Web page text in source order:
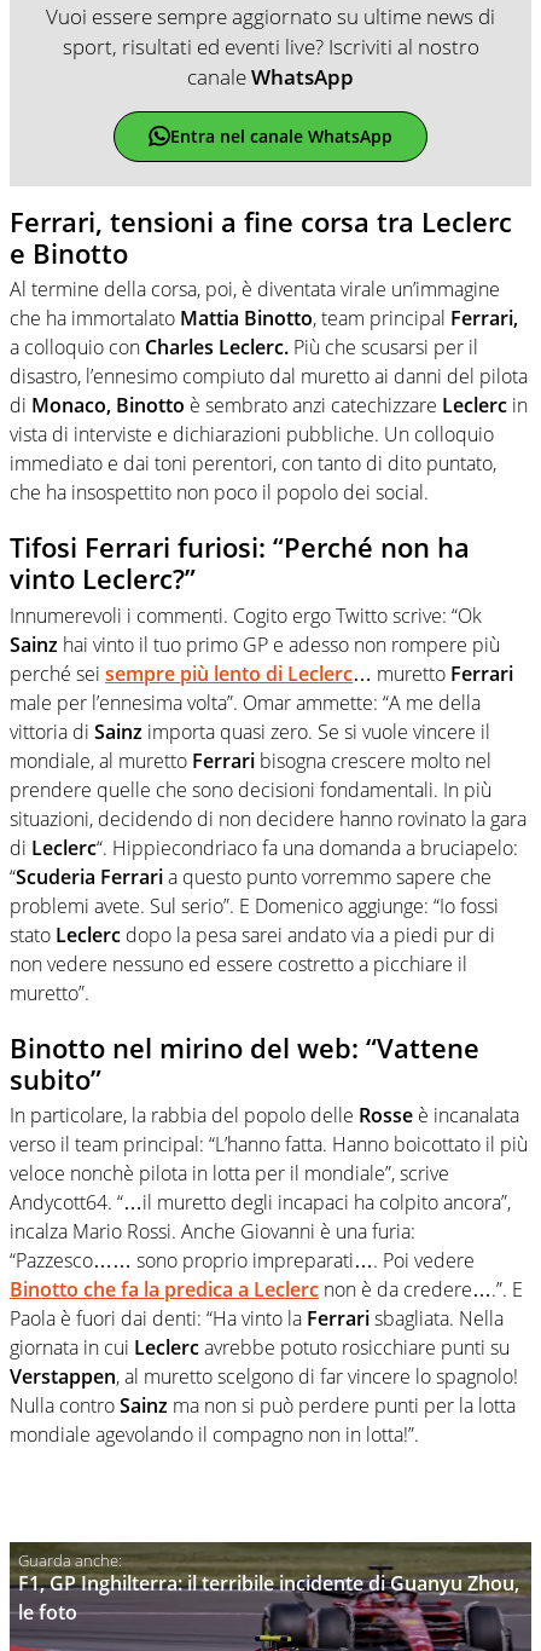
Vuoi essere sempre aggiornato su ultime news di
sport, risultati ed eventi live? Iscriviti al nostro
canaleWhatsApp
Entra nel canale WhatsApp
Ferrari, tensioni a fine corsa tra Leclerc
e Binotto
Al termine della corsa, poi, è diventata virale un’immagine
che ha immortalato Mattia Binotto, team principal Ferrari,
a colloquio con Charles Leclerc. Più che scusarsi per il
disastro, l’ennesimo compiuto dal muretto ai danni del pilota
di Monaco, Binotto è sembrato anzi catechizzare Leclerc in
vista di interviste e dichiarazioni pubbliche. Un colloquio
immediato e dai toni perentori, con tanto di dito puntato,
che ha insospettito non poco il popolo dei social.
Tifosi Ferrari furiosi: “Perché non ha
vinto Leclerc?”
Innumerevoli i commenti. Cogito ergo Twitto scrive: “Ok
Sainz hai vinto il tuo primo GP e adesso non rompere più
perché sei sempre più lento di Leclerc… muretto Ferrari
male per l’ennesima volta”. Omar ammette: “A me della
vittoria di Sainz importa quasi zero. Se si vuole vincere il
mondiale, al muretto Ferrari bisogna crescere molto nel
prendere quelle che sono decisioni fondamentali. In più
situazioni, decidendo di non decidere hanno rovinato la gara
di Leclerc“. Hippiecondriaco fa una domanda a bruciapelo:
“Scuderia Ferraria questo punto vorremmo sapere che
problemi avete. Sul serio”. E Domenico aggiunge: “Io fossi
stato Leclerc dopo la pesa sarei andato via a piedi pur di
non vedere nessuno ed essere costretto a picchiare il
muretto”.
Binotto nel mirino del web: “Vattene
subito”
In particolare, la rabbia del popolo delle Rosse è incanalata
verso il team principal: “L’hanno fatta. Hanno boicottato il più
veloce nonchè pilota in lotta per il mondiale”, scrive
Andycott64. “…il muretto degli incapaci ha colpito ancora”,
incalza Mario Rossi. Anche Giovanni è una furia:
“Pazzesco…… sono proprio impreparati…. Poi vedere
Binotto che fa la predica a Leclerc non è da credere….”. E
Paola è fuori dai denti: “Ha vinto la Ferrarisbagliata. Nella
giornata in cui Leclercavrebbe potuto rosicchiare punti su
Verstappen, al muretto scelgono di far vincere lo spagnolo!
Nulla controSainz ma non si può perdere punti per la lotta
mondiale agevolando il compagno non in lotta!”.
F1, GP Inghilterra: il terribile incidente di Guanyu Zhou,
le foto